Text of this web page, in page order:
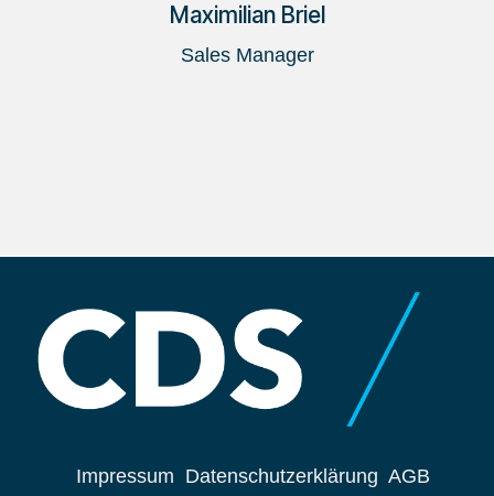
Maximilian Briel
Sales Manager
Impressum Datenschutzerklärung AGB